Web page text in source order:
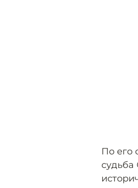
По его
судьба